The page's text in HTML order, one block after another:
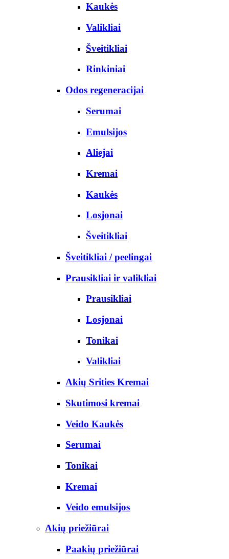
Kaukės
Valikliai
Šveitikliai
Rinkiniai
Odos regeneracijai
Serumai
Emulsijos
Aliejai
Kremai
Kaukės
Losjonai
Šveitikliai
Šveitikliai / peelingai
Prausikliai ir valikliai
Prausikliai
Losjonai
Tonikai
Valikliai
Akių Srities Kremai
Skutimosi kremai
Veido Kaukės
Serumai
Tonikai
Kremai
Veido emulsijos
Akių priežiūrai
Paakių priežiūrai